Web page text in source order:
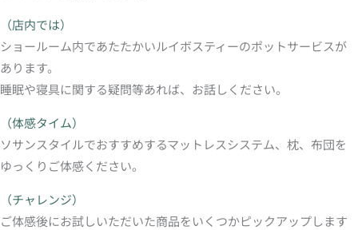
（店内では）
ショールーム内であたたかいルイボスティーのポットサービスが
あります。
睡眠や寝具に関する疑問等あれば、お話しください。
（体感タイム）
ソサンスタイルでおすすめするマットレスシステム、枕、布団を
ゆっくりご体感ください。
（チャレンジ）
ご体感後にお試しいただいた商品をいくつかピックアップします